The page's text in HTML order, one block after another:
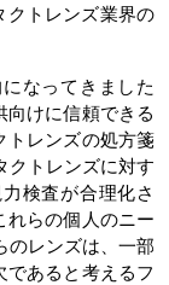
クトレンズ業界の
なってきました
けに信頼できる
トレンズの処方箋
クトレンズに対す
検査が合理化さ
れらの個人のニー
のレンズは、一部
あると考えるフ